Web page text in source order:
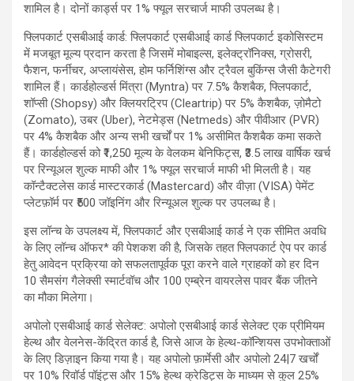
शामिल है। दोनों कार्ड्स पर 1% फ्यूल सरचार्ज माफी उपलब्ध है।
फ्लिपकार्ट एसबीआई कार्ड: फ्लिपकार्ट एसबीआई कार्ड फ्लिपकार्ट इकोसिस्टम
में मजबूत मूल्य प्रदान करता है जिसमें मोबाइल्स, इलेक्ट्रॉनिक्स, ग्रोसरी,
फैशन, फर्नीचर, अप्लायंसेस, होम फर्निशिंग्स और ट्रैवल बुकिंग्स जैसी कैटेगरी
शामिल हैं। कार्डहोल्डर्स मिंत्रा (Myntra) पर 7.5% कैशबैक, फ्लिपकार्ट,
शॉप्सी (Shopsy) और क्लियरट्रिप (Cleartrip) पर 5% कैशबैक, ज़ोमैटो
(Zomato), उबर (Uber), नेटमेड्स (Netmeds) और पीवीआर (PVR)
पर 4% कैशबैक और अन्य सभी खर्चों पर 1% असीमित कैशबैक कमा सकते
हैं। कार्डहोल्डर्स को ₹1,250 मूल्य के वेलकम बेनिफिट्स, ₹3.5 लाख वार्षिक खर्च
पर रिन्यूअल शुल्क माफी और 1% फ्यूल सरचार्ज माफी भी मिलती है। यह
कॉन्टैक्टलेस कार्ड मास्टरकार्ड (Mastercard) और वीज़ा (VISA) पेमेंट
प्लेटफ़ॉर्म पर ₹500 जॉइनिंग और रिन्यूअल शुल्क पर उपलब्ध है।
इस लॉन्च के उपलक्ष्य में, फ्लिपकार्ट और एसबीआई कार्ड ने एक सीमित अवधि
के लिए लॉन्च ऑफर* की पेशकश की है, जिसके तहत फ्लिपकार्ट ऐप पर कार्ड
हेतु आवेदन प्रक्रिया को सफलतापूर्वक पूरा करने वाले ग्राहकों को हर दिन
10 सैमसंग गैलेक्सी स्मार्टवॉच और 100 एम्ब्रेन वायरलेस पावर बैंक जीतने
का मौका मिलेगा।
अपोलो एसबीआई कार्ड सेलेक्ट: अपोलो एसबीआई कार्ड सेलेक्ट एक प्रीमियम
हेल्थ और वेलनेस-केंद्रित कार्ड है, जिसे आज के हेल्थ-कॉन्शियस उपभोक्ताओं
के लिए डिज़ाइन किया गया है। यह अपोलो फ़ार्मेसी और अपोलो 24|7 खर्चों
पर 10% रिवॉर्ड पॉइंट्स और 15% हेल्थ क्रेडिट्स के माध्यम से कुल 25%